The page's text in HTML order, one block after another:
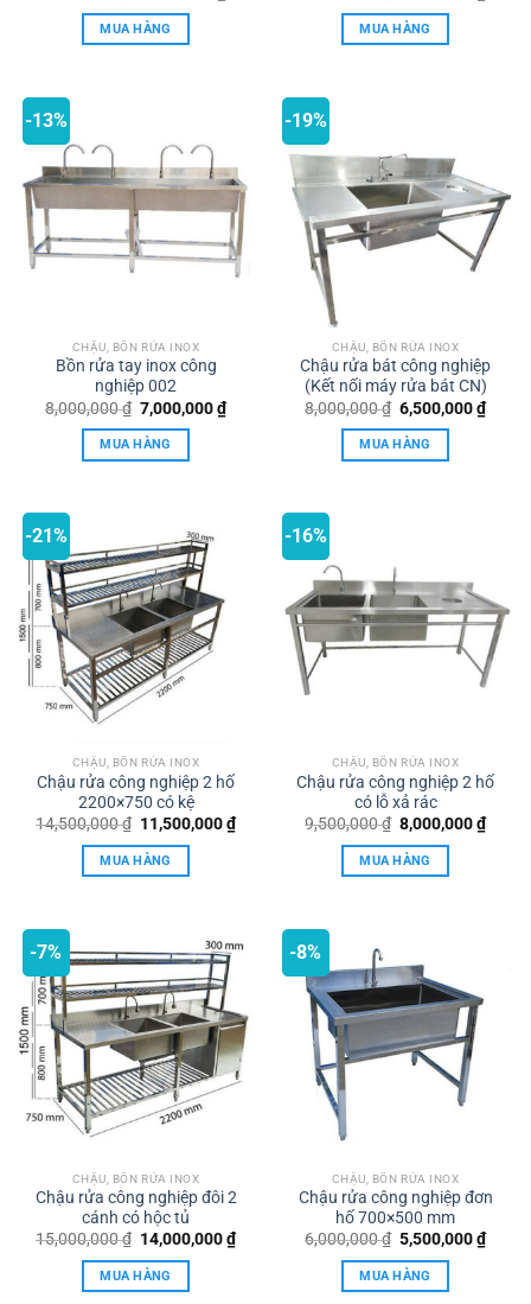
gốc
là:
7,000,000 ₫.
hiện
MUA HÀNG
gốc
là:
9,000,000 ₫.
hiện
MUA HÀNG
-13%
CHẬU, BỒN RỬA INOX
Bồn rửa tay inox công
nghiệp 002
8,000,000₫ Giá
gốc
là:
8,000,000 ₫.
7,000,000₫Giá
hiện
MUA HÀNG
-19%
CHẬU, BỒN RỬA INOX
Chậu rửa bát công nghiệp
(Kết nối máy rửa bát CN)
8,000,000₫ Giá
gốc
là:
8,000,000 ₫.
6,500,000₫Giá
hiện
MUA HÀNG
-21%
CHẬU, BỒN RỬA INOX
Chậu rửa công nghiệp 2 hố
2200×750 có kệ
14,500,000₫ Giá
gốc
là:
14,500,000 ₫.
11,500,000₫Giá
hiện
MUA HÀNG
-16%
CHẬU, BỒN RỬA INOX
Chậu rửa công nghiệp 2 hố
có lỗ xả rác
9,500,000₫ Giá
gốc
là:
9,500,000 ₫.
8,000,000₫Giá
hiện
MUA HÀNG
-7%
CHẬU, BỒN RỬA INOX
Chậu rửa công nghiệp đôi 2
cánh có hộc tủ
15,000,000₫ Giá
gốc
là:
15,000,000 ₫.
14,000,000₫Giá
hiện
MUA HÀNG
-8%
CHẬU, BỒN RỬA INOX
Chậu rửa công nghiệp đơn
hố 700×500 mm
6,000,000₫ Giá
gốc
là:
6,000,000 ₫.
5,500,000₫Giá
hiện
MUA HÀNG